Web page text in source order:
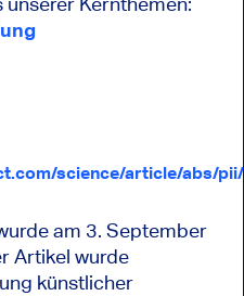
science/article/abs/pii/
am 3. September
Artikel wurde
künstlicher